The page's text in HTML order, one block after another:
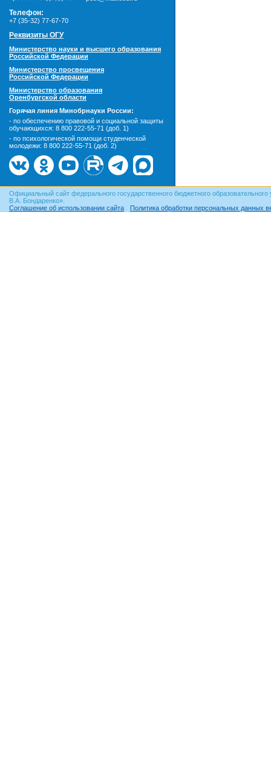
Телефон:
+7 (35-32) 77-67-70
Реквизиты ОГУ
Министерство науки и высшего образования
Российской Федерации
Министерство просвещения
Российской Федерации
Министерство образования
Оренбургской области
Горячая линия Минобрнауки России:
- по обеспечению правовой и социальной защиты
обучающихся: 8 800 222-55-71 (доб. 1)
- по психологической помощи студенческой
молодежи: 8 800 222-55-71 (доб. 2)
Официальный сайт федерального государственного бюджетного
В.А. Бондаренко».
Соглашение об использовании сайта
Политика обработки персональных данных